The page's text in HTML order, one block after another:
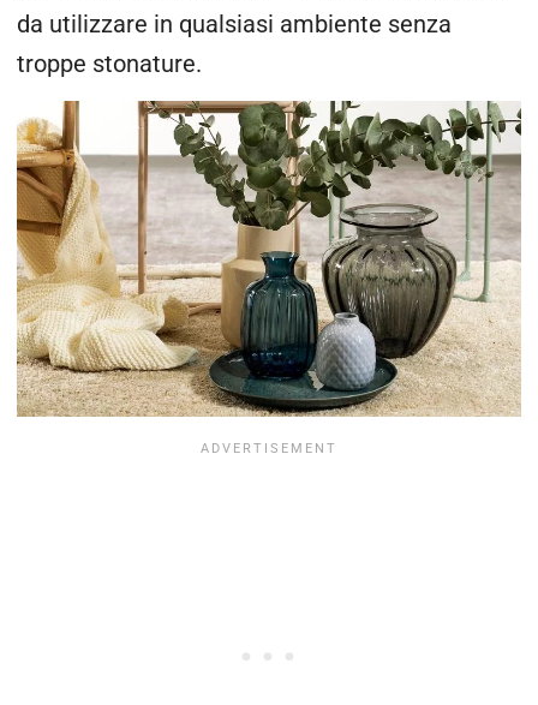
da utilizzare in qualsiasi ambiente senza
troppe stonature.